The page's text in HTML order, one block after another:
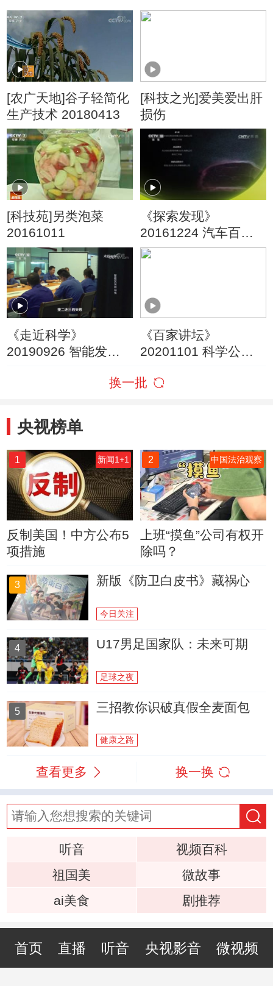
[农广天地]谷子轻简化
生产技术 20180413
[科技之光]爱美爱出肝
损伤
[科技苑]另类泡菜
20161011
《探索发现》
20161224 汽车百年
第二季（五）联
《走近科学》
20190926 智能发光
《百家讲坛》
20201101 科学公开
活
换一批
央视榜单
1 新闻1+1
反制美国！中方公布5
项措施
2 中国法治观察
上班“摸鱼”公司有权开
除吗？
3 新版《防卫白皮书》藏祸心
今日关注
4 U17男足国家队：未来可期
足球之夜
5 三招教你识破真假全麦面包
健康之路
查看更多 换一换
听音
视频百科
祖国美
微故事
ai美食
剧推荐
首页 直播 听音 央视影音 微视频